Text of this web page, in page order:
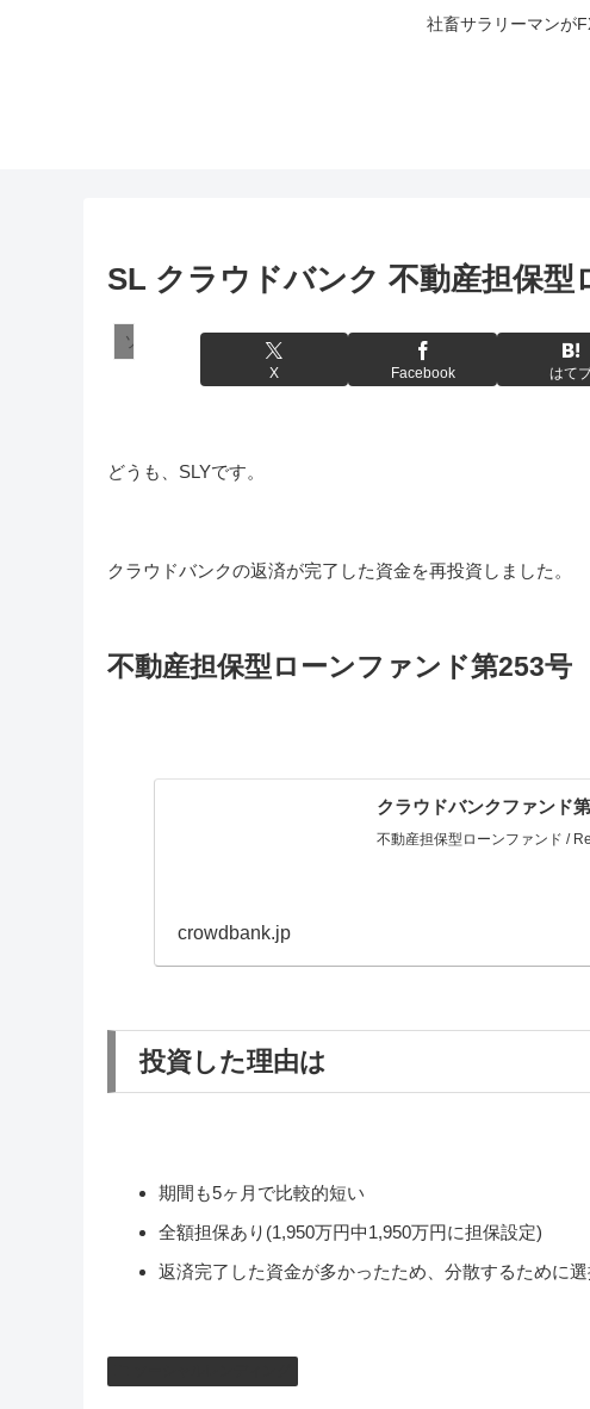
社畜サラリーマンが
SL クラウドバンク 不動産担保型
ソーシャルレンディング
X Facebook はて
どうも、SLYです。
クラウドバンクの返済が完了した資金を再投資しました。
不動産担保型ローンファンド第253号
クラウドバンクファンド
不動産担保型ローンファンド /
crowdbank.jp
投資した理由は
期間も5ヶ月で比較的短い
全額担保あり(1,950万円中1,950万円に担保設定)
返済完了した資金が多かったため、分散するために